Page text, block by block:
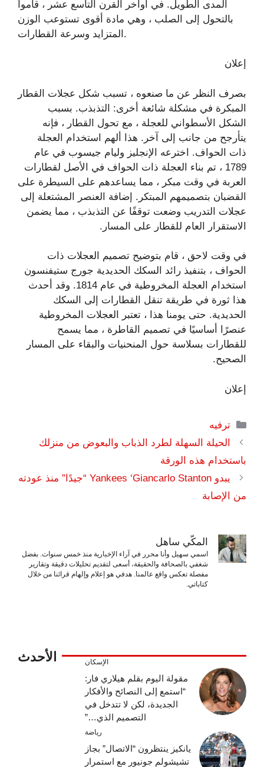
المدى الطويل. في أواخر القرن التاسع عشر ، قاموا
بالتحول إلى الصلب ، وهي مادة أقوى تستوعب الوزن
المتزايد وسرعة القطارات.
إعلان
بصرف النظر عن ما صنعوه ، تسبب شكل عجلات القطار
المبكرة في مشكلة شائعة أخرى: التذبذب. بسبب
الشكل الأسطواني للعجلة ، مع تحول القطار ، فإنه
يتأرجح من جانب إلى آخر. هذا ألهم استخدام العجلة
ذات الحواف. اخترعه الإنجليز وليام جيسوب في عام
1789 ، تم بناء العجلة ذات الحواف في الأصل لقطارات
العربة في وقت مبكر ، مما يساعدهم على السيطرة على
القضبان بتصميمهم المبتكر. إضافة العنصر المشتعلة إلى
عجلات التدريب وضعت توقفًا عن التذبذب ، مما يضمن
الاستقرار العام للقطار على المسار.
في وقت لاحق ، قام بتوضيح تصميم العجلات ذات
الحواف ، بتنفيذ رائد السكك الحديدية جورج ستيفنسون
استخدام العجلة المخروطية في عام 1814. وقد أحدث
هذا ثورة في طريقة تنقل القطارات إلى السكك
الحديدية. حتى يومنا هذا ، تعتبر العجلات المخروطية
عنصرًا أساسيًا في تصميم القاطرة ، مما يسمح
للقطارات بسلاسة حول المنحنيات والبقاء على المسار
الصحيح.
إعلان
التصنيفات
ترفيه
الحيلة السهلة لطرد الذباب والبعوض من منزلك
باستخدام هذه الورقة
يبدو Yankees ‘Giancarlo Stanton “جيدًا” منذ عودته
من الإصابة
المكّي ساهل
اسمي سهيل وأنا محرر في آراء الإخبارية منذ خمس سنوات. بفضل
شغفي بالصحافة والحقيقة، أسعى لتقديم تحليلات دقيقة وتقارير
مفصلة تعكس واقع عالمنا. هدفي هو إعلام وإلهام قرائنا من خلال
كتاباتي.
الأحدث الإسكان
مقولة اليوم بقلم هيلاري فار:
“استمع إلى النصائح والأفكار
الجديدة، لكن لا تتدخل في
التصميم الذي…”
رياضة
يانكيز ينتظرون “الاتصال” بجاز
تشيشولم جونيور مع استمرار